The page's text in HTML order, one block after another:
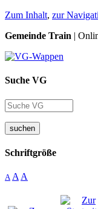
Zum Inhalt, zur
Gemeinde Train |
Suche VG
suchen
Schriftgröße
A A A